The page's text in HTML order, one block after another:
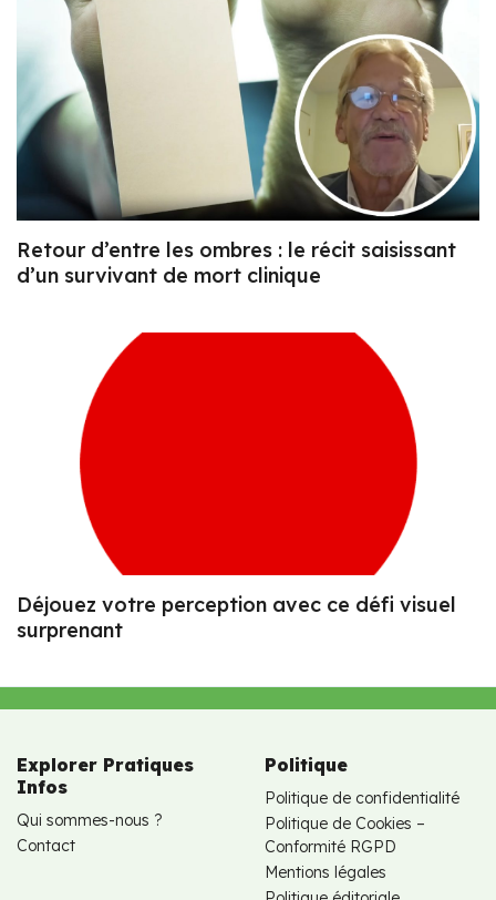
Retour d’entre les ombres : le récit saisissant
d’un survivant de mort clinique
Déjouez votre perception avec ce défi visuel
surprenant
Explorer Pratiques
Infos
Qui sommes-nous ?
Contact
Politique
Politique de confidentialité
Politique de Cookies –
Conformité RGPD
Mentions légales